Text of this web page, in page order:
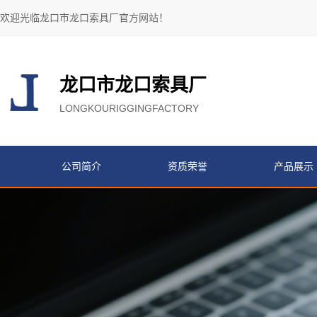
欢迎光临龙口市龙口索具厂官方网站！
龙口市龙口索具厂
LONGKOURIGGINGFACTORY
公司简介 资质荣誉 产品展示